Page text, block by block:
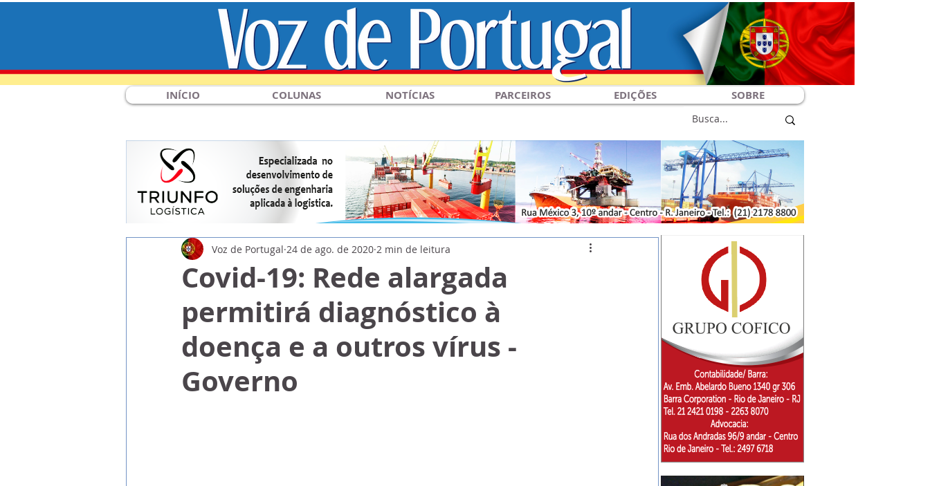
INÍCIO COLUNAS NOTÍCIAS PARCEIROS EDIÇÕES SOBRE
Covid-19: Rede alargada
permitirá diagnóstico à
doença e a outros vírus -
Governo
Voz de Portugal 24 de ago. de 2020 2 min de leitura